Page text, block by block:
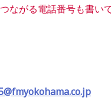
ながる電話番号も書い